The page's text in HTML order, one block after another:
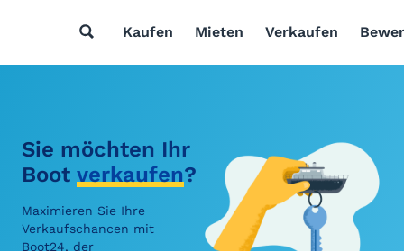
Kaufen Mieten Verkaufen
Sie möchten Ihr
Boot verkaufen?
Maximieren Sie Ihre
Verkaufschancen mit
Boot24, der